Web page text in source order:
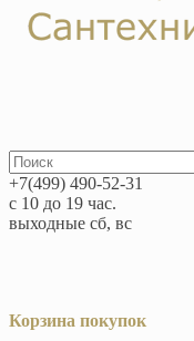
+7(499) 490-52-31
с 10 до 19 час.
выходные сб, вс
Корзина покупок